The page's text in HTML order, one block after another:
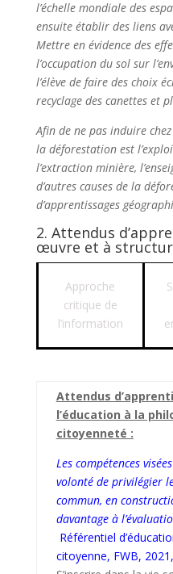
l’échelle mondiale des
ensuite établir des liens
Mettre en évidence des
l’occupation du sol sur
l’élève de faire des choix
recyclage des canettes et
Afin de ne pas induire chez
la déforestation est
l’extraction minière,
d’autres causes de la
d’apprentissages
2. Attendus
œuvre et à
Approche
critique de
l’information
Attendus
l’éducation à la
citoyenneté :
Les compétences
volonté de privilégier
commun, en
davantage à
Référentiel
citoyenne, FWB,